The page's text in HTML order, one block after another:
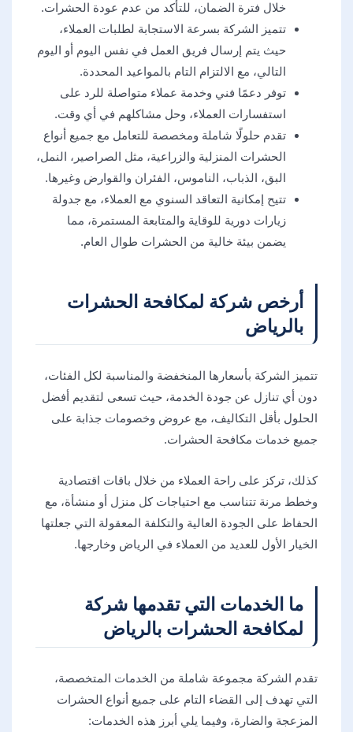
خلال فترة الضمان، للتأكد من عدم عودة الحشرات.
تتميز الشركة بسرعة الاستجابة لطلبات العملاء،
حيث يتم إرسال فريق العمل في نفس اليوم أو اليوم
التالي، مع الالتزام التام بالمواعيد المحددة.
توفر دعمًا فني وخدمة عملاء متواصلة للرد على
استفسارات العملاء، وحل مشاكلهم في أي وقت.
تقدم حلولًا شاملة ومخصصة للتعامل مع جميع أنواع
الحشرات المنزلية والزراعية، مثل الصراصير، النمل،
البق، الذباب، الناموس، الفئران والقوارض وغيرها.
تتيح إمكانية التعاقد السنوي مع العملاء، مع جدولة
زيارات دورية للوقاية والمتابعة المستمرة، مما
يضمن بيئة خالية من الحشرات طوال العام.
أرخص شركة لمكافحة الحشرات
بالرياض
تتميز الشركة بأسعارها المنخفضة والمناسبة لكل الفئات،
دون أي تنازل عن جودة الخدمة، حيث تسعى لتقديم أفضل
الحلول بأقل التكاليف، مع عروض وخصومات جذابة على
جميع خدمات مكافحة الحشرات.
كذلك، تركز على راحة العملاء من خلال باقات اقتصادية
وخطط مرنة تتناسب مع احتياجات كل منزل أو منشأة، مع
الحفاظ على الجودة العالية والتكلفة المعقولة التي جعلتها
الخيار الأول للعديد من العملاء في الرياض وخارجها.
ما الخدمات التي تقدمها شركة
لمكافحة الحشرات بالرياض
تقدم الشركة مجموعة شاملة من الخدمات المتخصصة،
التي تهدف إلى القضاء التام على جميع أنواع الحشرات
المزعجة والضارة، وفيما يلي أبرز هذه الخدمات: